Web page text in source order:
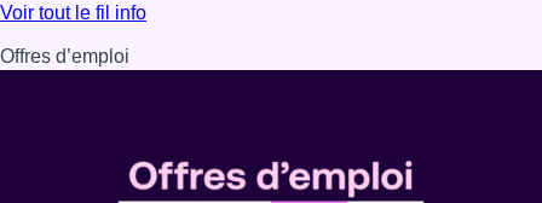
Lire l'article Les Bruxellois respectent mieux les zones 30
Voir tout le fil info
Offres d’emploi